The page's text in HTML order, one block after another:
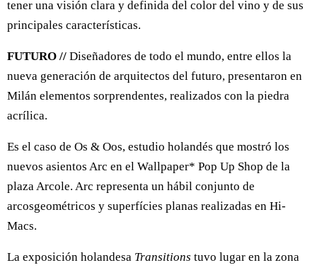
tener una visión clara y definida del color del vino y de sus
principales características.
FUTURO // Diseñadores de todo el mundo, entre ellos la
nueva generación de arquitectos del futuro, presentaron en
Milán elementos sorprendentes, realizados con la piedra
acrílica.
Es el caso de Os & Oos, estudio holandés que mostró los
nuevos asientos Arc en el Wallpaper* Pop Up Shop de la
plaza Arcole. Arc representa un hábil conjunto de
arcosgeométricos y superfícies planas realizadas en Hi-
Macs.
La exposición holandesa Transitions tuvo lugar en la zona